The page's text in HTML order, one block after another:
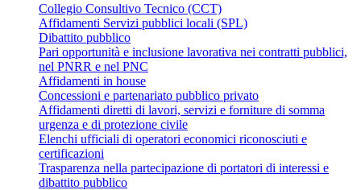
Collegio Consultivo Tecnico (CCT)
Affidamenti Servizi pubblici locali (SPL)
Dibattito pubblico
Pari opportunità e inclusione lavorativa nei contratti pubblici,
nel PNRR e nel PNC
Affidamenti in house
Concessioni e partenariato pubblico privato
Affidamenti diretti di lavori, servizi e forniture di somma
urgenza e di protezione civile
Elenchi ufficiali di operatori economici riconosciuti e
certificazioni
Trasparenza nella partecipazione di portatori di interessi e
dibattito pubblico